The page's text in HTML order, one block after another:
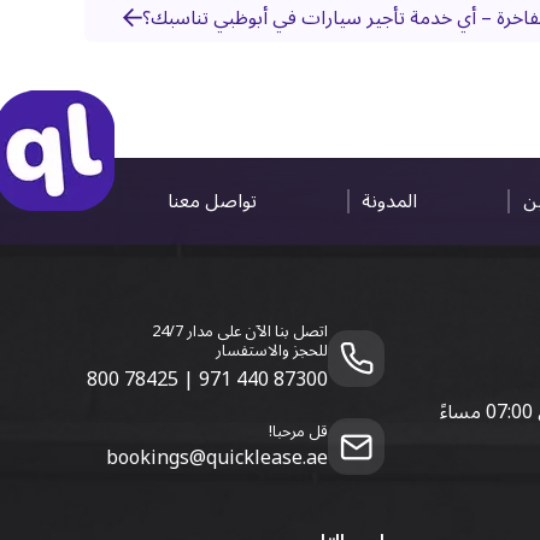
– أي خدمة تأجير سيارات في أبوظبي تناسبك؟
المدونة تواصل معنا
اتصل بنا الآن على مدار 24/7
للحجز والاستفسار
800 78425 | 971 440 87300
قل مرحبا!
bookings@quicklease.ae